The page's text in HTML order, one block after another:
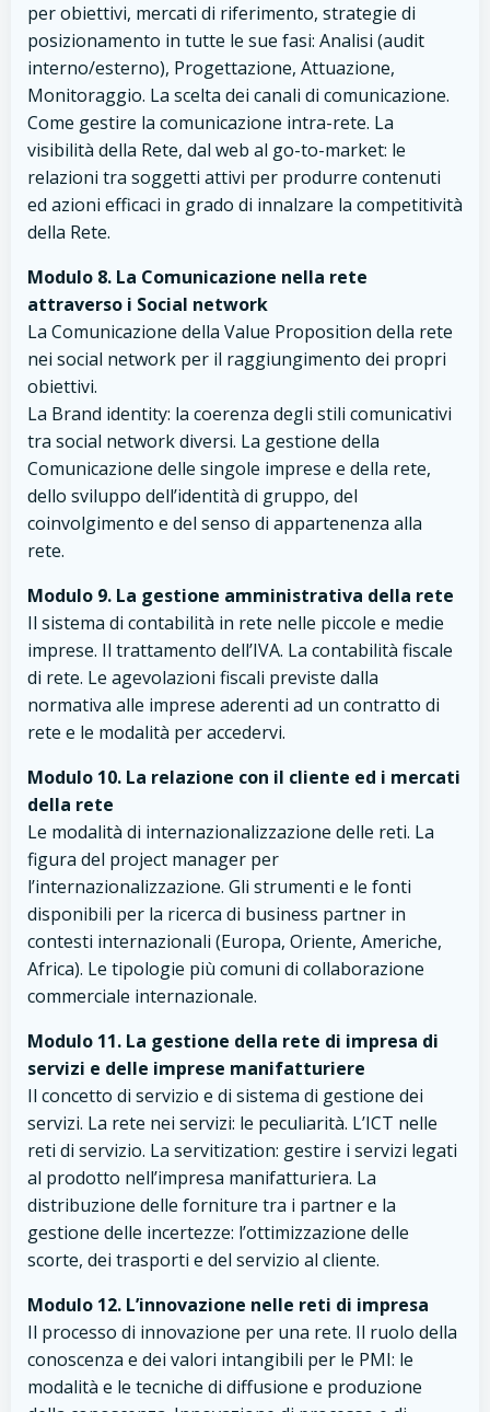
per obiettivi, mercati di riferimento, strategie di
posizionamento in tutte le sue fasi: Analisi (audit
interno/esterno), Progettazione, Attuazione,
Monitoraggio. La scelta dei canali di comunicazione.
Come gestire la comunicazione intra-rete. La
visibilità della Rete, dal web al go-to-market: le
relazioni tra soggetti attivi per produrre contenuti
ed azioni efficaci in grado di innalzare la competitività
della Rete.
Modulo 8. La Comunicazione nella rete
attraverso i Social network
La Comunicazione della Value Proposition della rete
nei social network per il raggiungimento dei propri
obiettivi.
La Brand identity: la coerenza degli stili comunicativi
tra social network diversi. La gestione della
Comunicazione delle singole imprese e della rete,
dello sviluppo dell’identità di gruppo, del
coinvolgimento e del senso di appartenenza alla
rete.
Modulo 9. La gestione amministrativa della rete
Il sistema di contabilità in rete nelle piccole e medie
imprese. Il trattamento dell’IVA. La contabilità fiscale
di rete. Le agevolazioni fiscali previste dalla
normativa alle imprese aderenti ad un contratto di
rete e le modalità per accedervi.
Modulo 10. La relazione con il cliente ed i mercati
della rete
Le modalità di internazionalizzazione delle reti. La
figura del project manager per
l’internazionalizzazione. Gli strumenti e le fonti
disponibili per la ricerca di business partner in
contesti internazionali (Europa, Oriente, Americhe,
Africa). Le tipologie più comuni di collaborazione
commerciale internazionale.
Modulo 11. La gestione della rete di impresa di
servizi e delle imprese manifatturiere
Il concetto di servizio e di sistema di gestione dei
servizi. La rete nei servizi: le peculiarità. L’ICT nelle
reti di servizio. La servitization: gestire i servizi legati
al prodotto nell’impresa manifatturiera. La
distribuzione delle forniture tra i partner e la
gestione delle incertezze: l’ottimizzazione delle
scorte, dei trasporti e del servizio al cliente.
Modulo 12. L’innovazione nelle reti di impresa
Il processo di innovazione per una rete. Il ruolo della
conoscenza e dei valori intangibili per le PMI: le
modalità e le tecniche di diffusione e produzione